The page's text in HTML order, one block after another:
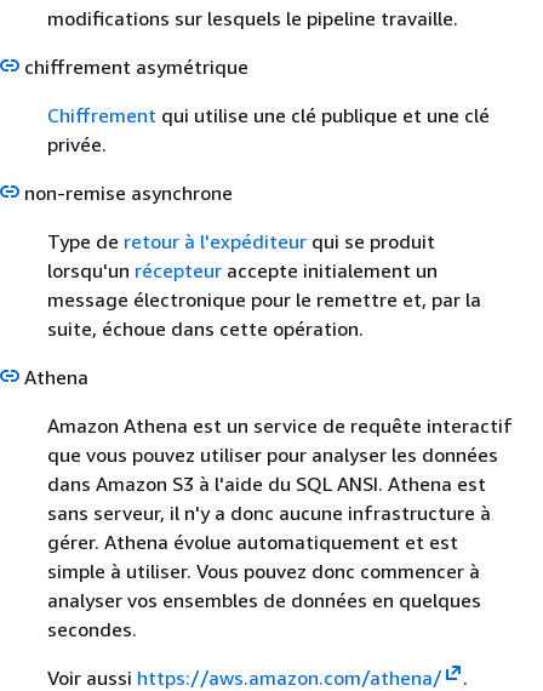
modifications sur lesquels le pipeline travaille.
chiffrement asymétrique
Chiffrement qui utilise une clé publique et une clé
privée.
non-remise asynchrone
Type de retour à l'expéditeurqui se produit
lorsqu'un récepteuraccepte initialement un
message électronique pour le remettre et, par la
suite, échoue dans cette opération.
Athena
Amazon Athena est un service de requête interactif
que vous pouvez utiliser pour analyser les données
dans Amazon S3 à l'aide du SQL ANSI. Athena est
sans serveur, il n'y a donc aucune infrastructure à
gérer. Athena évolue automatiquement et est
simple à utiliser. Vous pouvez donc commencer à
analyser vos ensembles de données en quelques
secondes.
Voir aussi https://aws.amazon.com/athena/
.